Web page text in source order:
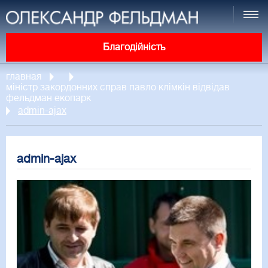
Благодійність
главная
міністр закордонних справ павло клімкін відвідав
фельдман екопарк
admin-ajax
admin-ajax